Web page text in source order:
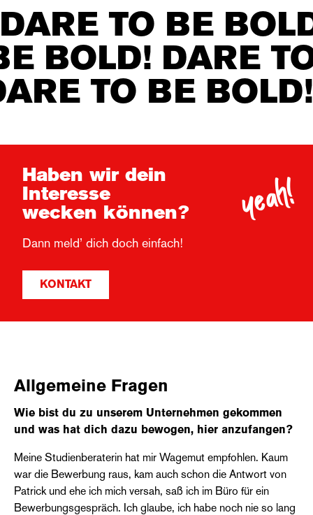
DARE TO BE
BOLD! DARE
TO BE BOLD!
yeah!
Haben wir dein
Interesse
wecken können?
Dann meld’ dich doch einfach!
KONTAKT
Allgemeine Fragen
Wie bist du zu unserem Unternehmen gekommen
und was hat dich dazu bewogen, hier anzufangen?
Meine Studienberaterin hat mir Wagemut empfohlen. Kaum
war die Bewerbung raus, kam auch schon die Antwort von
Patrick und ehe ich mich versah, saß ich im Büro für ein
Bewerbungsgespräch. Ich glaube, ich habe noch nie so lang